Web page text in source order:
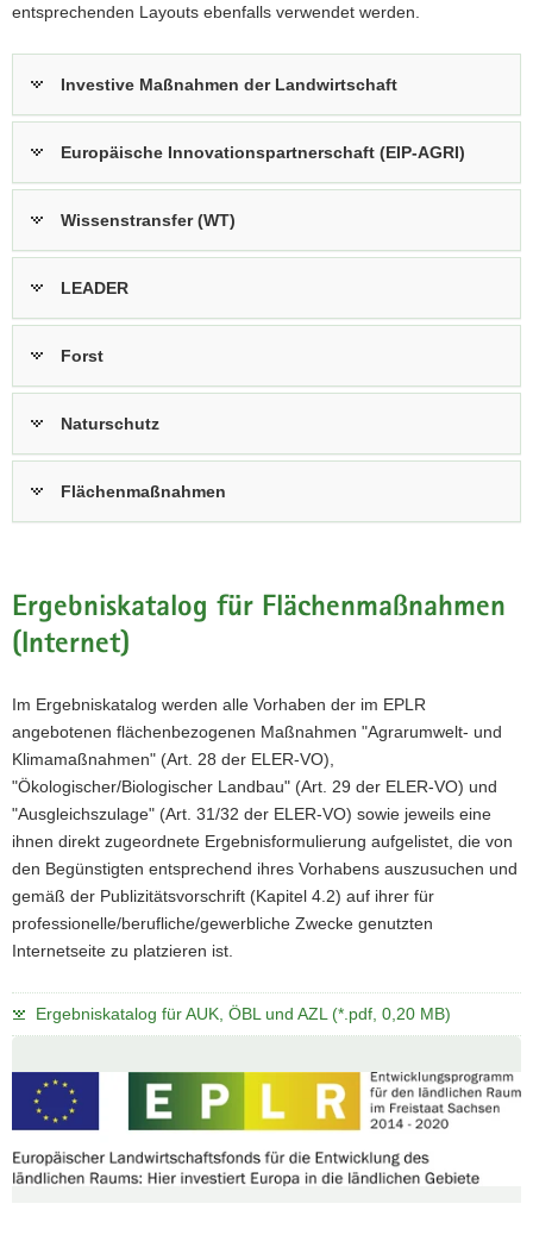
entsprechenden Layouts ebenfalls verwendet werden.
Investive Maßnahmen der Landwirtschaft
Europäische Innovationspartnerschaft (EIP-AGRI)
Wissenstransfer (WT)
LEADER
Forst
Naturschutz
Flächenmaßnahmen
Ergebniskatalog für Flächenmaßnahmen
(Internet)
Im Ergebniskatalog werden alle Vorhaben der im EPLR
angebotenen flächenbezogenen Maßnahmen "Agrarumwelt- und
Klimamaßnahmen" (Art. 28 der ELER-VO),
"Ökologischer/Biologischer Landbau" (Art. 29 der ELER-VO) und
"Ausgleichszulage" (Art. 31/32 der ELER-VO) sowie jeweils eine
ihnen direkt zugeordnete Ergebnisformulierung aufgelistet, die von
den Begünstigten entsprechend ihres Vorhabens auszusuchen und
gemäß der Publizitätsvorschrift (Kapitel 4.2) auf ihrer für
professionelle/berufliche/gewerbliche Zwecke genutzten
Internetseite zu platzieren ist.
Ergebniskatalog für AUK, ÖBL und AZL (*.pdf, 0,20 MB)
Information